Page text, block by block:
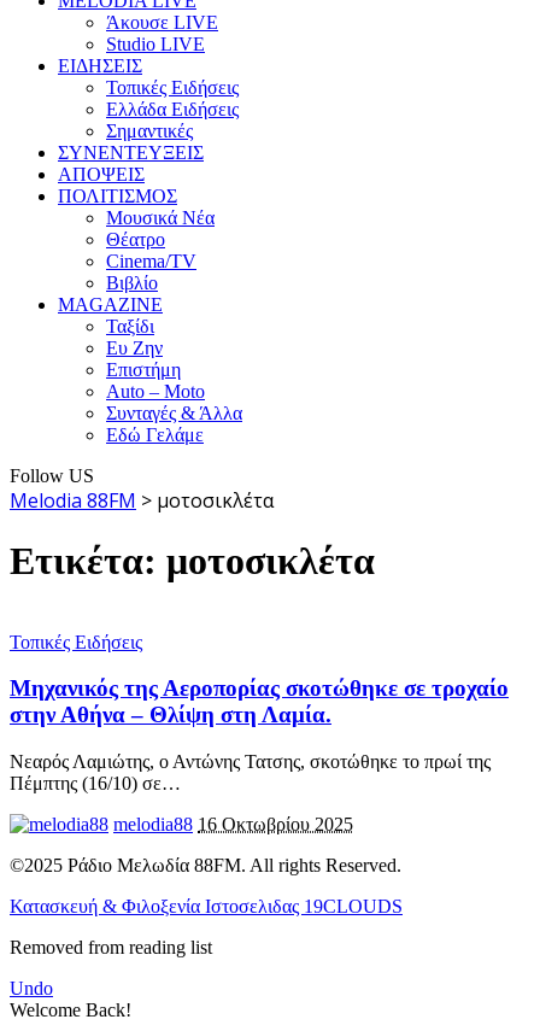
Άκουσε LIVE
Studio LIVE
ΕΙΔΗΣΕΙΣ
Τοπικές Ειδήσεις
Ελλάδα Ειδήσεις
Σημαντικές
ΣΥΝΕΝΤΕΥΞΕΙΣ
ΑΠΟΨΕΙΣ
ΠΟΛΙΤΙΣΜΟΣ
Μουσικά Νέα
Θέατρο
Cinema/TV
Βιβλίο
MAGAZINE
Ταξίδι
Ευ Ζην
Επιστήμη
Auto – Moto
Συνταγές & Άλλα
Εδώ Γελάμε
Follow US
Melodia 88FM > μοτοσικλέτα
Ετικέτα: μοτοσικλέτα
Τοπικές Ειδήσεις
Μηχανικός της Αεροπορίας σκοτώθηκε σε τροχαίο
στην Αθήνα – Θλίψη στη Λαμία.
Νεαρός Λαμιώτης, ο Αντώνης Τατσης, σκοτώθηκε το πρωί της
Πέμπτης (16/10) σε…
melodia88 16 Οκτωβρίου 2025
©2025 Ράδιο Μελωδία 88FM. All rights Reserved.
Κατασκευή & Φιλοξενία Ιστοσελιδας 19CLOUDS
Removed from reading list
Undo
Welcome Back!